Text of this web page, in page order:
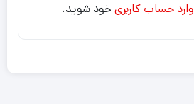
وارد حساب کاربری خود شوید.